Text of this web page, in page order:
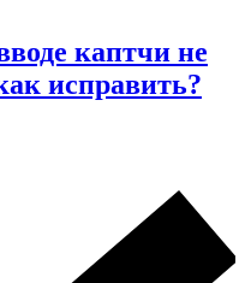
каптчи не
исправить?